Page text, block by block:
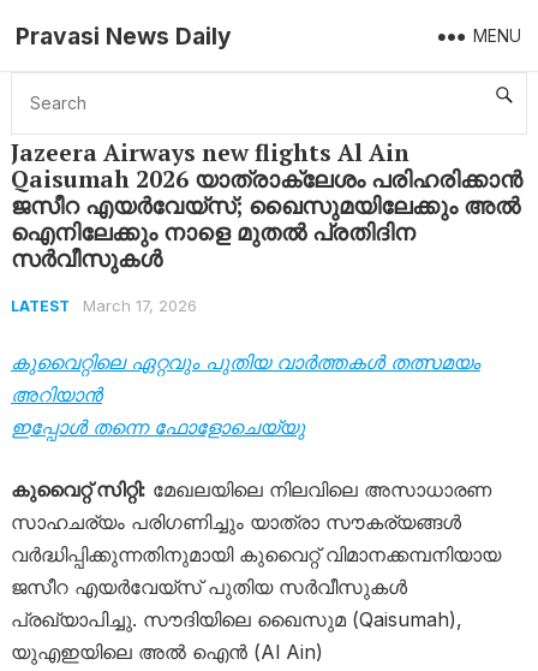
Pravasi News Daily MENU
Home Latest Jazeera Airways new flights Al Ain Qaisumah 2026 യാത്രാക്ലേശം പരിഹരിക്കാൻ ജസീറ എയർവേയ്‌സ്; ഖൈസുമയിലേക്കും അൽ ഐനിലേക്കും നാളെ മുതൽ പ്രതിദിന സർവീസുകൾ
Jazeera Airways new flights Al Ain
Qaisumah 2026 യാത്രാക്ലേശം പരിഹരിക്കാൻ
ജസീറ എയർവേയ്‌സ്; ഖൈസുമയിലേക്കും അൽ
ഐനിലേക്കും നാളെ മുതൽ പ്രതിദിന
സർവീസുകൾ
LATEST March 17, 2026
കുവൈറ്റിലെ ഏറ്റവും പുതിയ വാർത്തകൾ തത്സമയം
അറിയാൻ
ഇപ്പോൾ തന്നെ ഫോളോചെയ്യു
കുവൈറ്റ് സിറ്റി: മേഖലയിലെ നിലവിലെ അസാധാരണ
സാഹചര്യം പരിഗണിച്ചും യാത്രാ സൗകര്യങ്ങൾ
വർദ്ധിപ്പിക്കുന്നതിനുമായി കുവൈറ്റ് വിമാനക്കമ്പനിയായ
ജസീറ എയർവേയ്‌സ് പുതിയ സർവീസുകൾ
പ്രഖ്യാപിച്ചു. സൗദിയിലെ ഖൈസുമ (Qaisumah),
യുഎഇയിലെ അൽ ഐൻ (Al Ain)